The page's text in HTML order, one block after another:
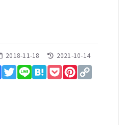
2018-11-18 2021-10-14
Facebook
Twitter
Line HatenaPocketPinterest